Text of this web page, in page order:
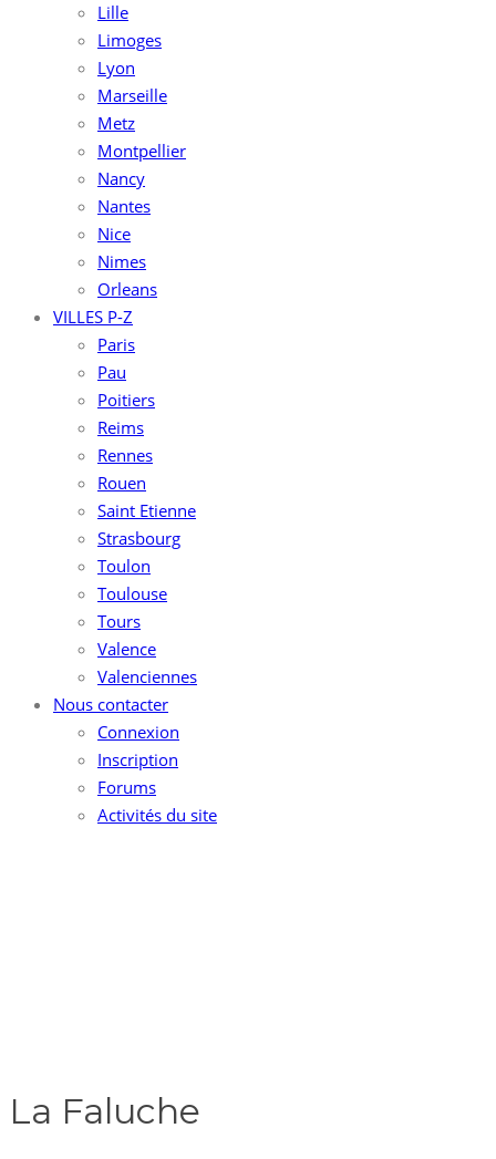
Lille
Limoges
Lyon
Marseille
Metz
Montpellier
Nancy
Nantes
Nice
Nimes
Orleans
VILLES P-Z
Paris
Pau
Poitiers
Reims
Rennes
Rouen
Saint Etienne
Strasbourg
Toulon
Toulouse
Tours
Valence
Valenciennes
Nous contacter
Connexion
Inscription
Forums
Activités du site
La Faluche